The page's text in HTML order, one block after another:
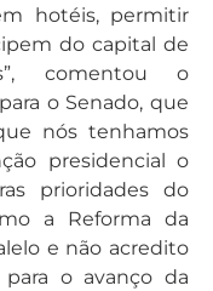
hotéis, permitir
do capital de
comentou o
o Senado, que
nós tenhamos
presidencial o
prioridades do
a Reforma da
e não acredito
o avanço da